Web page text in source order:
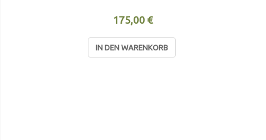
175,00 €
IN DEN WARENKORB